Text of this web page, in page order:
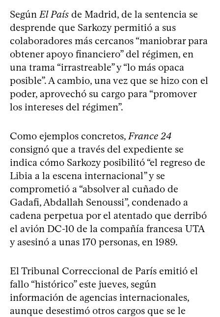
Según El País de Madrid, de la sentencia se
desprende que Sarkozy permitió a sus
colaboradores más cercanos “maniobrar para
obtener apoyo financiero” del régimen, en
una trama “irrastreable” y “lo más opaca
posible”. A cambio, una vez que se hizo con el
poder, aprovechó su cargo para “promover
los intereses del régimen”.
Como ejemplos concretos, France 24
consignó que a través del expediente se
indica cómo Sarkozy posibilitó “el regreso de
Libia a la escena internacional” y se
comprometió a “absolver al cuñado de
Gadafi, Abdallah Senoussi”, condenado a
cadena perpetua por el atentado que derribó
el avión DC-10 de la compañía francesa UTA
y asesinó a unas 170 personas, en 1989.
El Tribunal Correccional de París emitió el
fallo “histórico” este jueves, según
información de agencias internacionales,
aunque desestimó otros cargos que se le